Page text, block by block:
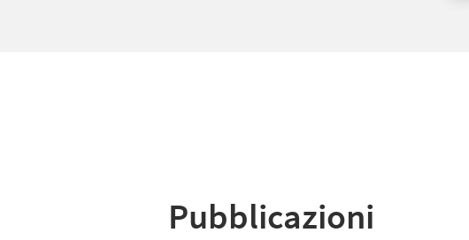
Pubblicazioni